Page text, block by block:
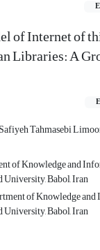
of Internet of
Libraries: A
Safiyeh Tahmasebi
of Knowledge and
Babol, Iran
of Knowledge
Babol, Iran